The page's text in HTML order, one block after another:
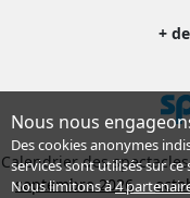
+
Calendrier des
septembre 2026
Nous nous
Des cookies anonymes
services sont utilisés sur ce
Nous limitons à4